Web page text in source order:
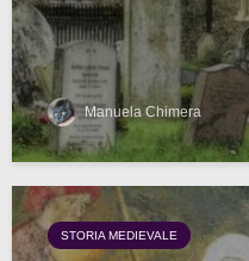
Manuela Chimera
STORIA MEDIEVALE